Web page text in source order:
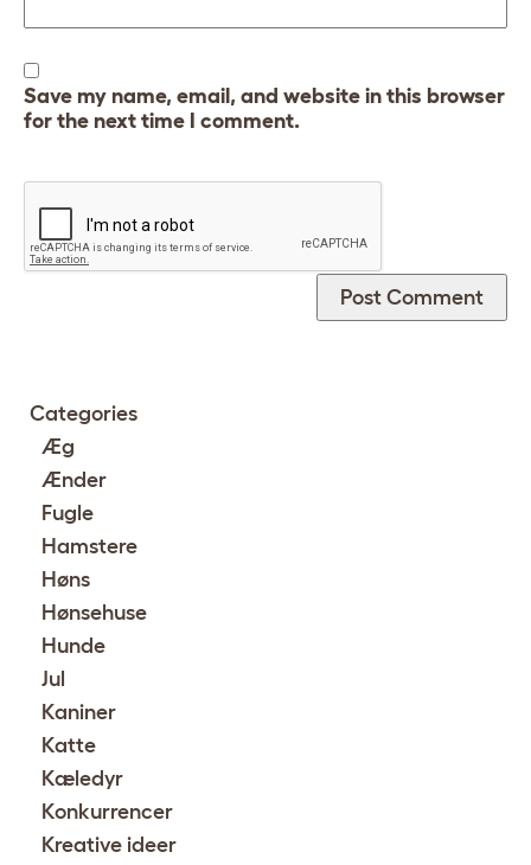
Save my name, email, and website in this browser
for the next time I comment.
Categories
Æg
Ænder
Fugle
Hamstere
Høns
Hønsehuse
Hunde
Jul
Kaniner
Katte
Kæledyr
Konkurrencer
Kreative ideer